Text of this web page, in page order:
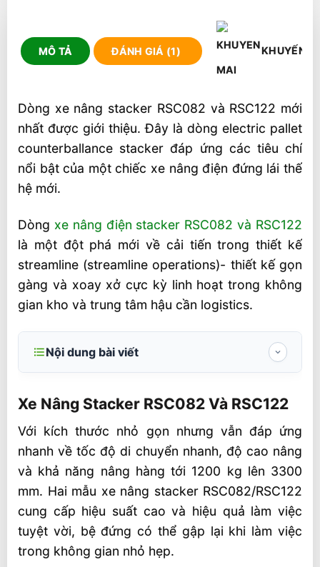
MÔ TẢ ĐÁNH GIÁ (1) KHUYẾN
Dòng xe nâng stacker RSC082 và RSC122 mới
nhất được giới thiệu. Đây là dòng electric pallet
counterballance stacker đáp ứng các tiêu chí
nổi bật của một chiếc xe nâng điện đứng lái thế
hệ mới.
Dòng xe nâng điện stacker RSC082 và RSC122
là một đột phá mới về cải tiến trong thiết kế
streamline (streamline operations)- thiết kế gọn
gàng và xoay xở cực kỳ linh hoạt trong không
gian kho và trung tâm hậu cần logistics.
Nội dung bài viết
Các tính năng chính của xe nâng stacker
RSC082 và RSC122
Những ưu điểm nổi bật của xe nâng
stacker RSC082 và RSC122
Ứng dụng tốt nhất cho xe nâng stacker
RSC082 và RSC122 là gì?
Có những cải tiến gì ở dòng xe nâng
stacker RSC082 và RSC122?
Xe Nâng Stacker RSC082 Và RSC122
Với kích thước nhỏ gọn nhưng vẫn đáp ứng
nhanh về tốc độ di chuyển nhanh, độ cao nâng
và khả năng nâng hàng tới 1200 kg lên 3300
mm. Hai mẫu xe nâng stacker RSC082/RSC122
cung cấp hiệu suất cao và hiệu quả làm việc
tuyệt vời, bệ đứng có thể gập lại khi làm việc
trong không gian nhỏ hẹp.